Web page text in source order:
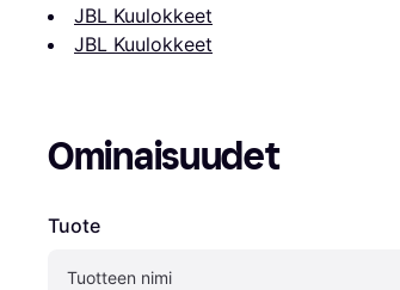
JBL Kuulokkeet
JBL Kuulokkeet
Ominaisuudet
Tuote
Tuotteen nimi